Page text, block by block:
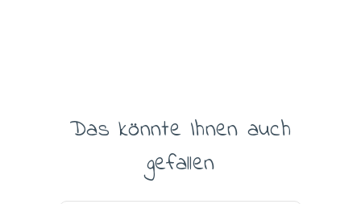
Produktgalerie überspringen
Das könnte Ihnen auch
gefallen